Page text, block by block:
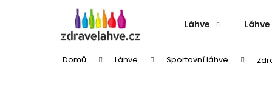
Láhve
Domů Láhve Sportovní láhve
obchodu
obchodu